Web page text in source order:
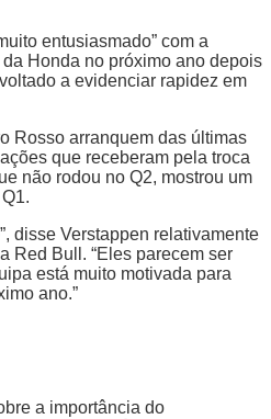
entusiasmado” com a
Honda no próximo ano depois
a evidenciar rapidez em
Rosso arranquem das últimas
que receberam pela troca
não rodou no Q2, mostrou um
disse Verstappen relativamente
Red Bull. “Eles parecem ser
está muito motivada para
ano.”
a importância do